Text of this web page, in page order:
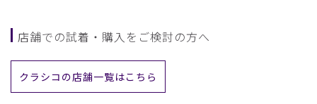
店舗での試着・購入をご検討の方へ
クラシコの店舗一覧はこちら